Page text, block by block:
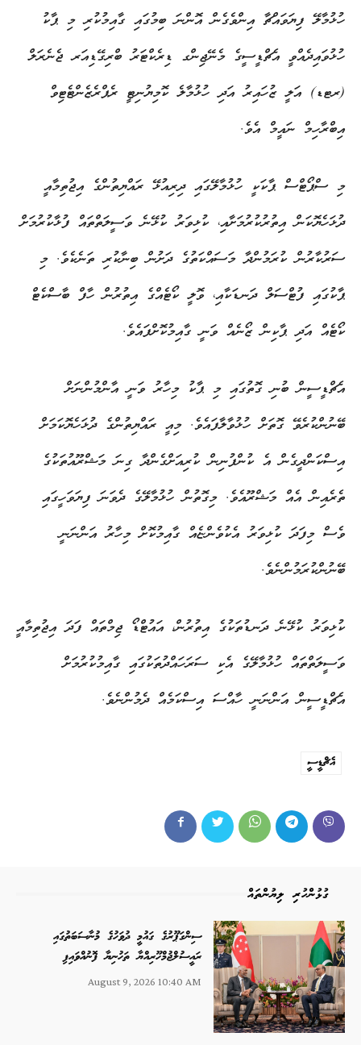
ހުޅުމާލޭ ފިޔަވައްޗާ އިންވެގެން އޮންނަ ބިމުގައި ގާއިމުކުރި މި ޕާކު
ހުޅުވައިދެއްވީ އެޗްޑީސީގެ މެނޭޖިންގ ޑިރެކްޓަރު ބްރިގޭޑިއަރ ޖެނެރަލް
(ރޓޑ) އަލީ ޒުހައިރު އަދި ހުޅުމާލެ ކޮމިޔުނިޓީ ރެޕްރެޒެންޓެޓިވް
އިބްރާހިމް ނައީމް އެވެ.
މި ސްޕޯޓްސް ޕާކަކީ ހުޅުމާލޭގައި ދިރިއުޅޭ ރައްޔިތުންގެ އިޖުތިމާއީ
ދުޅަހެޔޮކަން އިތުރުކުރުމަށާއި، ކުޅިވަރު ކުޅޭނެ ވަސީލަތްތައް ފުޅާކުރުމަށް
ސަރުކާރުން ކުރަމުންދާ މަސައްކަތުގެ ދަށުން ބިނާކުރި ތަނެކެވެ. މި
ޕާކުގައި ފުޓްސަލް ދަނޑަކާއި، ވޮލީ ކޯޓެއްގެ އިތުރުން ހާފް ބާސްކެޓް
ކޯޓެއް އަދި ޕާކިން ޒޯނެއް ވަނީ ގާއިމުކޮށްފައެވެ.
އެޗްޑީސީން ބުނި ގޮތުގައި މި ޕާކު މިހާރު ވަނީ އާންމުންނަށް
ބޭނުންކުރެވޭ ގޮތަށް ހުޅުވާލާފައެވެ. މިއީ ރައްޔިތުންގެ ދުޅަހެޔޮކަމަށް
އިސްކަންދީގެން އެ ކުންފުނިން ކުރިއަށްގެންދާ ގިނަ މަޝްރޫއުތަކުގެ
ތެރެއިން އެއް މަޝްރޫއެވެ. މިގޮތުން ހުޅުމާލޭގެ ދެވަނަ ފިޔަވަހީގައި
ވެސް މިފަދަ ކުޅިވަރު އެކުވެންޏެއް ގާއިމުކޮށް މިހާރު އަންނަނީ
ބޭނުންކުރަމުންނެވެ.
ކުޅިވަރު ކުޅޭނެ ދަނޑުތަކުގެ އިތުރުން، އައުޓްޑޯ ޖިމްތައް ފަދަ އިޖުތިމާއީ
ވަސީލަތްތައް ހުޅުމާލޭގެ އެކި ސަރަހައްދުތަކުގައި ގާއިމުކުރުމަށް
އެޗްޑީސީން އަންނަނީ ހާއްސަ އިސްކަމެއް ދެމުންނެވެ.
އެޗްޑީސީ
ގުޅުންހުރި ލިޔުންތައް
ސިންގަޕޫރުގެ ގައުމީ ދުވަހުގެ މުނާސަބަތުގައި
ރައީސުލްޖުމްހޫރިއްޔާ ތަހުނިޔާ ފޮނުއްވައިފި
August 9, 2026 10:40 AM